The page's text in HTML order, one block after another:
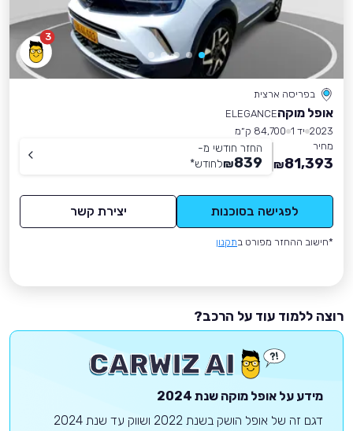
3
בפריסה ארצית
אופל מוקהELEGANCE
2023 יד 1
84,700 ק״מ
מחיר
81,393
₪
החזר חודשי מ-
839
₪לחודש*
לפגישה בסוכנות יצירת קשר
*חישוב ההחזר מפורט בתקנון
רוצה ללמוד עוד על הרכב?
מידע על אופל מוקה שנת 2024
דגם זה של אופל הושק בשנת 2022 ושווק עד שנת 2024